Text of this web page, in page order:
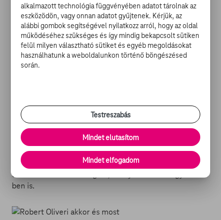
szerepeltető társulathoz, akikkel világszerte turnézik.
O’Neillnek sajnos magánélete sem a tervei szerint
alakult: közel 44 évesen még nem sikerült családot
alapítania, de állítólag még hisz benne, hogy megtalálja
az igazit, akit nem riaszt el a szórakoztatóipar világa.
Az Amy okostojás, szemüveges kicsöccsét alakító
Robert Oliveri szintén 1994-ben hagyott fel a
színészettel (ő egyúttal a show businnessből is
távozott): utolsó munkája aDrágám, összement a
közönség!
című 3D-s, rövidfilmes folytatás volt, de
előtte benne volt a
ben is.
alkalmazott technológia függvényében adatot tárolnak az
eszközödön, vagy onnan adatot gyűjtenek. Kérjük, az
alábbi gombok segítségével nyilatkozz arról, hogy az oldal
működéséhez szükséges és így mindig bekapcsolt sütiken
felül milyen választható sütiket és egyéb megoldásokat
használhatunk a weboldalunkon történő böngészésed
során.
Testreszabás
Mindet elutasítom
Mindet elfogadom